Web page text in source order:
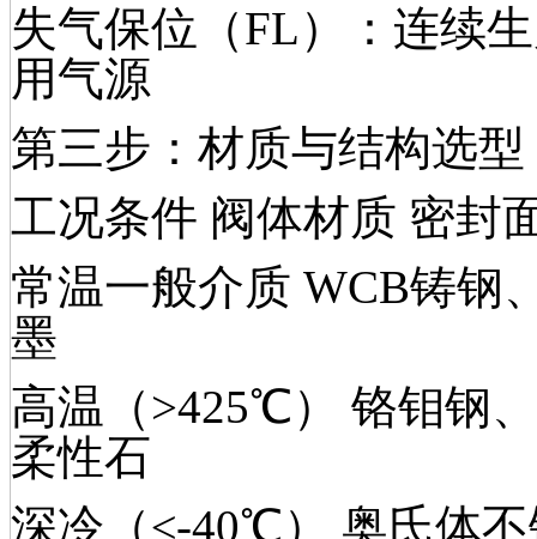
失气保位（FL）：连续
用气源
第三步：材质与结构选
工况条件 阀体材质 密封
常温一般介质 WCB铸钢
墨
高温（>425℃） 铬钼钢
柔性石
深冷（≤-40℃） 奥氏体